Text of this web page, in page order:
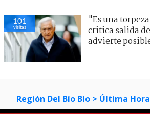
101
visitas
"Es una
critica salida
advierte
Región Del Bío Bío > Última Hora